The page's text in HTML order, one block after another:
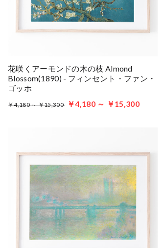
花咲くアーモンドの木の枝 Almond
Blossom(1890) - フィンセント・ファン・
ゴッホ
￥4,180 ～ ￥15,300 ￥4,180 ～ ￥15,300